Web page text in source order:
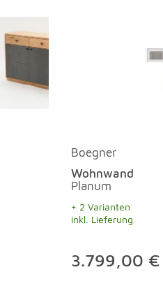
Boegner
Wohnwand
Planum
+ 2 Varianten
inkl. Lieferung
3.799,00 €